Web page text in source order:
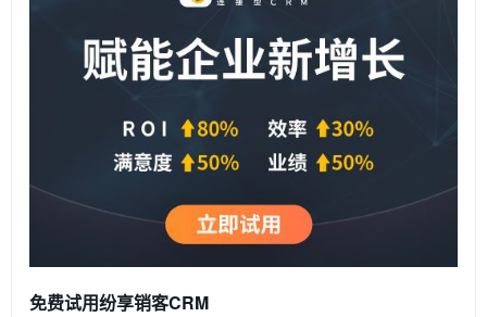
免费试用纷享销客CRM